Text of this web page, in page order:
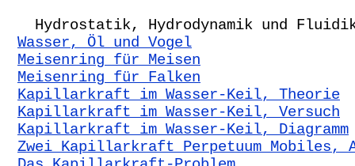
Hydrostatik, Hydrodynamik und
Wasser, Öl und Vogel
Meisenring für Meisen
Meisenring für Falken
Kapillarkraft im Wasser-Keil, Theorie
Kapillarkraft im Wasser-Keil, Versuch
Kapillarkraft im Wasser-Keil, Diagramm
Zwei Kapillarkraft Perpetuum Mobiles,